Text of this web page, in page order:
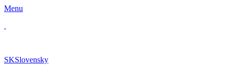
Menu
SKSlovensky